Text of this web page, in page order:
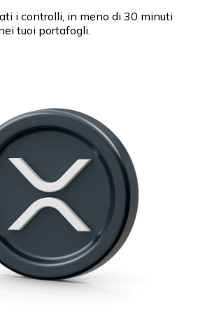
i controlli, in meno di 30 minuti
tuoi portafogli.